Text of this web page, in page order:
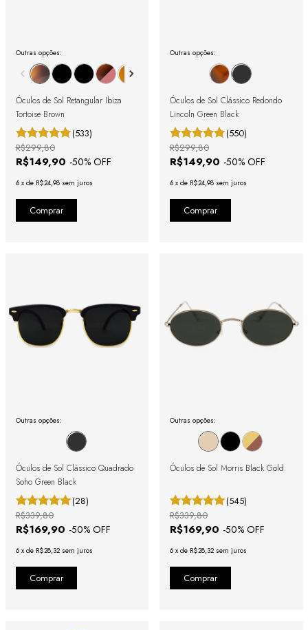
Outras opções:
Óculos de Sol Retangular Ibiza
Tortoise Brown
(533)
R$149,90 -50% OFF
R$299,80
6 x de R$24,98 sem juros
Outras opções:
Óculos de Sol Clássico Redondo
Lincoln Green Black
(550)
R$149,90 -50% OFF
R$299,80
6 x de R$24,98 sem juros
Outras opções:
Óculos de Sol Clássico Quadrado
Soho Green Black
(28)
R$169,90 -50% OFF
R$339,80
6 x de R$28,32 sem juros
Outras opções:
Óculos de Sol Morris Black Gold
(545)
R$169,90 -50% OFF
R$339,80
6 x de R$28,32 sem juros